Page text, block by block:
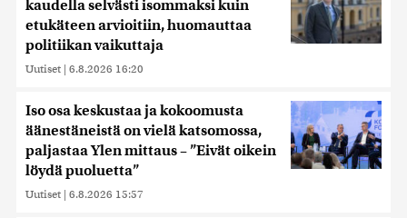
kaudella selvästi isommaksi kuin
etukäteen arvioitiin, huomauttaa
politiikan vaikuttaja
Uutiset | 6.8.2026 16:20
Iso osa keskustaa ja kokoomusta
äänestäneistä on vielä katsomossa,
paljastaa Ylen mittaus – ”Eivät oikein
löydä puoluetta”
Uutiset | 6.8.2026 15:57